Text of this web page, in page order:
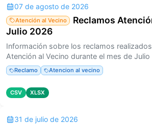
07 de agosto de 2026
Atención al Vecino
Reclamos
Julio 2026
Información sobre los reclamos
Atención al Vecino durante el mes de
Reclamo Atencion al vecino
CSV XLSX
31 de julio de 2026